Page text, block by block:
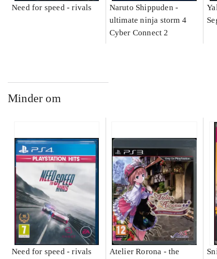
Need for speed - rivals
Naruto Shippuden -
ultimate ninja storm 4
Cyber Connect 2
Minder om
Need for speed - rivals
Atelier Rorona - the